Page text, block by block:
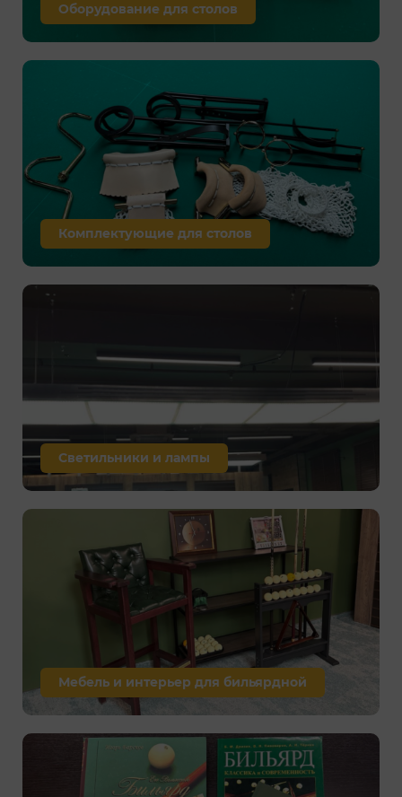
Оборудование для столов
Комплектующие для столов
Светильники и лампы
Мебель и интерьер для бильярдной